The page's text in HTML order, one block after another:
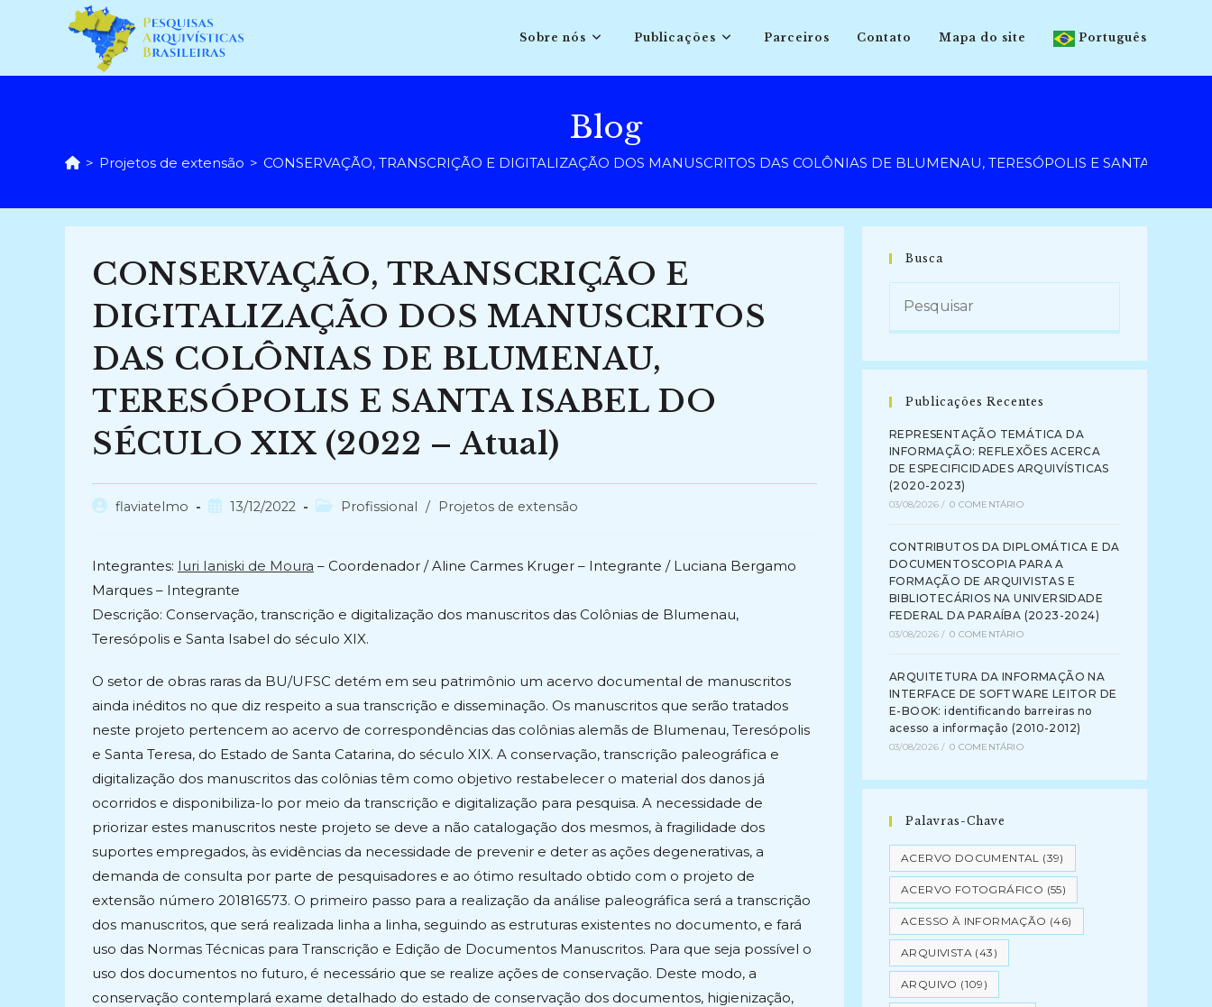
conteúdo
Sobre nós Publicações Parceiros Contato Mapa do site Português
Blog
> Projetos de extensão > CONSERVAÇÃO, TRANSCRIÇÃO E DIGITALIZAÇÃO DOS MANUSCRITOS DAS COLÔNIAS DE BLUMENAU, TERESÓPOLIS E SANTA
CONSERVAÇÃO, TRANSCRIÇÃO E
DIGITALIZAÇÃO DOS MANUSCRITOS
DAS COLÔNIAS DE BLUMENAU,
TERESÓPOLIS E SANTA ISABEL DO
SÉCULO XIX (2022 – Atual)
Autorflaviatelmo
Post13/12/2022
Categoria
Profissional / Projetos de extensão
Integrantes: Iuri Ianiski de Moura – Coordenador / Aline Carmes Kruger – Integrante / Luciana Bergamo
Marques – Integrante
Descrição: Conservação, transcrição e digitalização dos manuscritos das Colônias de Blumenau,
Teresópolis e Santa Isabel do século XIX.
O setor de obras raras da BU/UFSC detém em seu patrimônio um acervo documental de manuscritos
ainda inéditos no que diz respeito a sua transcrição e disseminação. Os manuscritos que serão tratados
neste projeto pertencem ao acervo de correspondências das colônias alemãs de Blumenau, Teresópolis
e Santa Teresa, do Estado de Santa Catarina, do século XIX. A conservação, transcrição paleográfica e
digitalização dos manuscritos das colônias têm como objetivo restabelecer o material dos danos já
ocorridos e disponibiliza-lo por meio da transcrição e digitalização para pesquisa. A necessidade de
priorizar estes manuscritos neste projeto se deve a não catalogação dos mesmos, à fragilidade dos
suportes empregados, às evidências da necessidade de prevenir e deter as ações degenerativas, a
demanda de consulta por parte de pesquisadores e ao ótimo resultado obtido com o projeto de
extensão número 201816573. O primeiro passo para a realização da análise paleográfica será a transcrição
dos manuscritos, que será realizada linha a linha, seguindo as estruturas existentes no documento, e fará
uso das Normas Técnicas para Transcrição e Edição de Documentos Manuscritos. Para que seja possível o
uso dos documentos no futuro, é necessário que se realize ações de conservação. Deste modo, a
conservação contemplará exame detalhado do estado de conservação dos documentos, higienização,
Busca
Publicações Recentes
REPRESENTAÇÃO TEMÁTICA DA
INFORMAÇÃO: REFLEXÕES ACERCA
DE ESPECIFICIDADES ARQUIVÍSTICAS
(2020-2023)
03/08/2026 / 0 COMENTÁRIO
CONTRIBUTOS DA DIPLOMÁTICA E DA
DOCUMENTOSCOPIA PARA A
FORMAÇÃO DE ARQUIVISTAS E
BIBLIOTECÁRIOS NA UNIVERSIDADE
FEDERAL DA PARAÍBA (2023-2024)
03/08/2026 / 0 COMENTÁRIO
ARQUITETURA DA INFORMAÇÃO NA
INTERFACE DE SOFTWARE LEITOR DE
E-BOOK: identificando barreiras no
acesso a informação (2010-2012)
03/08/2026 / 0 COMENTÁRIO
Palavras-Chave
ACERVO DOCUMENTAL (39)
ACERVO FOTOGRÁFICO (55)
ACESSO À INFORMAÇÃO (46)
ARQUIVISTA (43)
ARQUIVO (109)